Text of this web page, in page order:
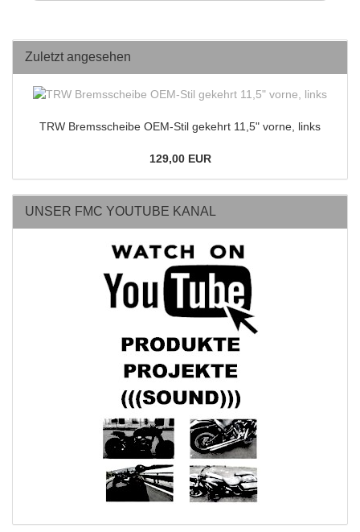
Zuletzt angesehen
TRW Bremsscheibe OEM-Stil gekehrt 11,5" vorne, links
129,00 EUR
UNSER FMC YOUTUBE KANAL